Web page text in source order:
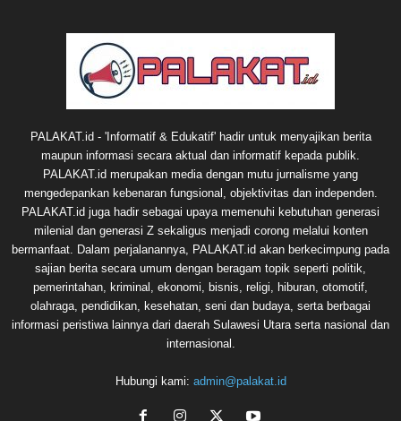
PALAKAT.id - 'Informatif & Edukatif' hadir untuk menyajikan berita
maupun informasi secara aktual dan informatif kepada publik.
PALAKAT.id merupakan media dengan mutu jurnalisme yang
mengedepankan kebenaran fungsional, objektivitas dan independen.
PALAKAT.id juga hadir sebagai upaya memenuhi kebutuhan generasi
milenial dan generasi Z sekaligus menjadi corong melalui konten
bermanfaat. Dalam perjalanannya, PALAKAT.id akan berkecimpung pada
sajian berita secara umum dengan beragam topik seperti politik,
pemerintahan, kriminal, ekonomi, bisnis, religi, hiburan, otomotif,
olahraga, pendidikan, kesehatan, seni dan budaya, serta berbagai
informasi peristiwa lainnya dari daerah Sulawesi Utara serta nasional dan
internasional.
Hubungi kami: admin@palakat.id